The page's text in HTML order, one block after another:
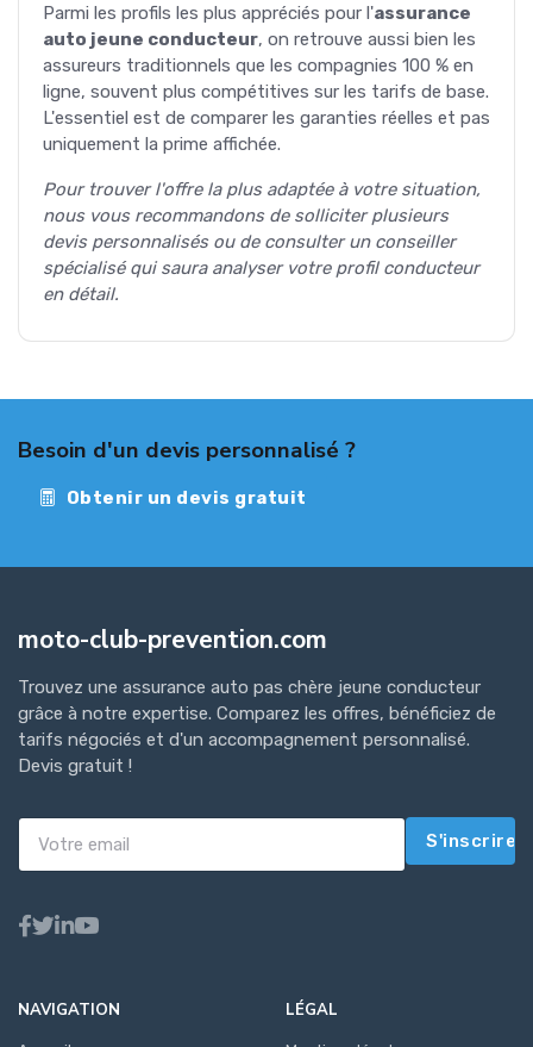
Parmi les profils les plus appréciés pour l'assurance
auto jeune conducteur, on retrouve aussi bien les
assureurs traditionnels que les compagnies 100 % en
ligne, souvent plus compétitives sur les tarifs de base.
L'essentiel est de comparer les garanties réelles et pas
uniquement la prime affichée.
Pour trouver l'offre la plus adaptée à votre situation,
nous vous recommandons de solliciter plusieurs
devis personnalisés ou de consulter un conseiller
spécialisé qui saura analyser votre profil conducteur
en détail.
Besoin d'un devis personnalisé ?
Obtenir un devis gratuit
moto-club-prevention.com
Trouvez une assurance auto pas chère jeune conducteur
grâce à notre expertise. Comparez les offres, bénéficiez de
tarifs négociés et d'un accompagnement personnalisé.
Devis gratuit !
S'inscrire
NAVIGATION LÉGAL